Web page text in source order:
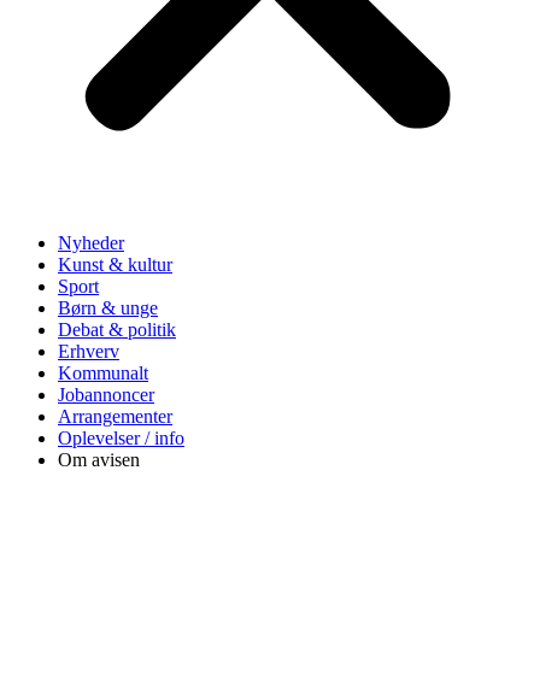
Nyheder
Kunst & kultur
Sport
Børn & unge
Debat & politik
Erhverv
Kommunalt
Jobannoncer
Arrangementer
Oplevelser / info
Om avisen